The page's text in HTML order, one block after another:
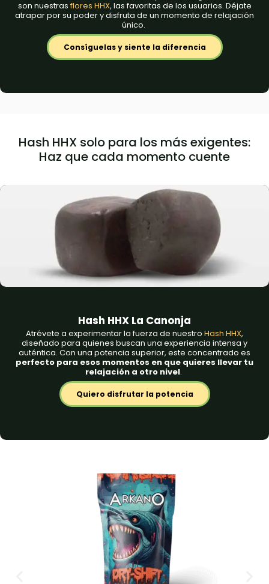
son nuestrasflores HHX, las favoritas de los usuarios. Déjate
atrapar por su poder y disfruta de un momento de relajación
único.
Consíguelas y siente la diferencia
Hash HHX solo para los más exigentes:
Haz que cada momento cuente
Hash HHX La Canonja
Atrévete a experimentar la fuerza de nuestro Hash HHX,
diseñado para quienes buscan una experiencia intensa y
auténtica. Con una potencia superior, este concentrado es
perfecto para esos momentos en que quieres llevar tu
relajación a otro nivel.
Quiero disfrutar la potencia